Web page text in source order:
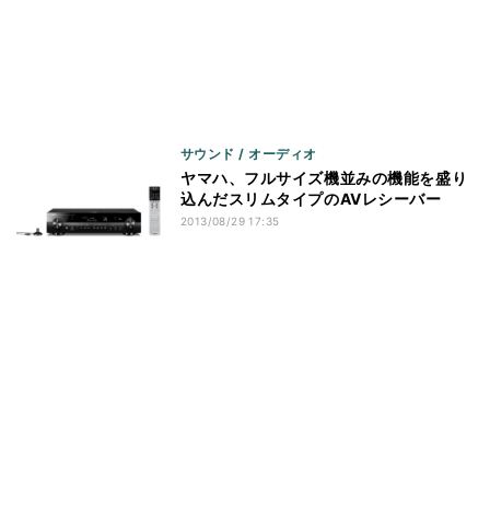
サウンド / オーディオ
ヤマハ、フルサイズ機並みの機能を盛り
込んだスリムタイプのAVレシーバー
2013/08/29 17:35